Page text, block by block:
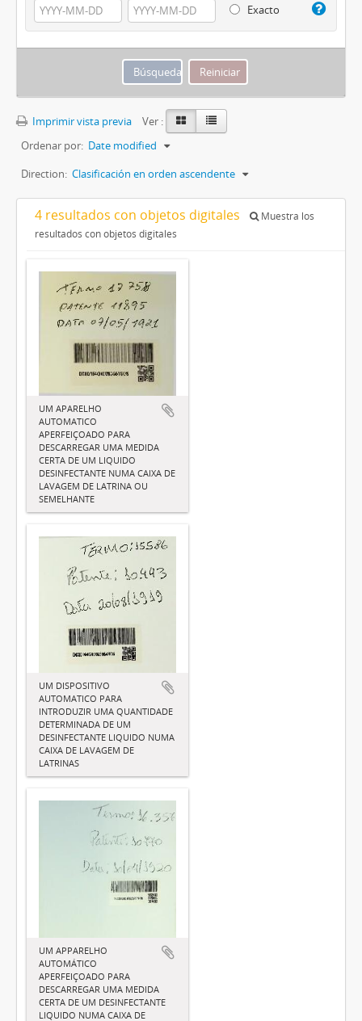
Exacto
Imprimir vista previa
Ver :
Ordenar por: Date modified
Direction: Clasificación en orden ascendente
4 resultados con objetos digitales
Muestra los
resultados con objetos digitales
UM APARELHO
AUTOMATICO
APERFEIÇOADO PARA
DESCARREGAR UMA MEDIDA
CERTA DE UM LIQUIDO
DESINFECTANTE NUMA CAIXA DE
LAVAGEM DE LATRINA OU
SEMELHANTE
UM DISPOSITIVO
AUTOMATICO PARA
INTRODUZIR UMA QUANTIDADE
DETERMINADA DE UM
DESINFECTANTE LIQUIDO NUMA
CAIXA DE LAVAGEM DE
LATRINAS
UM APPARELHO
AUTOMÁTICO
APERFEIÇOADO PARA
DESCARREGAR UMA MEDIDA
CERTA DE UM DESINFECTANTE
LIQUIDO NUMA CAIXA DE